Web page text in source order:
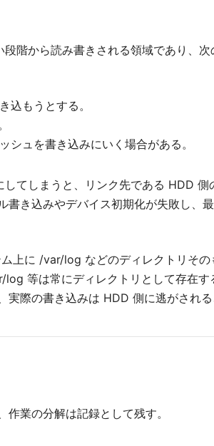
階から読み書きされる領域であり、
もうとする。
ュを書き込みにいく場合がある。
しまうと、リンク先である HDD 側
書き込みやデバイス初期化が失敗し
に /var/log などのディレクトリその
等は常にディレクトリとして存在す
際の書き込みは HDD 側に逃がされる
業の分解は記録として残す。